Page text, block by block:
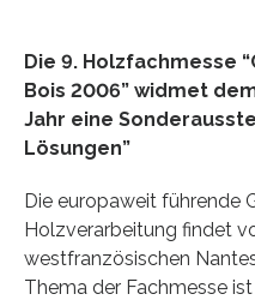
Die 9. Holzfachmesse
Bois 2006” widmet
Jahr eine
Lösungen”
Die europaweit führende
Holzverarbeitung findet
westfranzösischen
Thema der Fachmesse